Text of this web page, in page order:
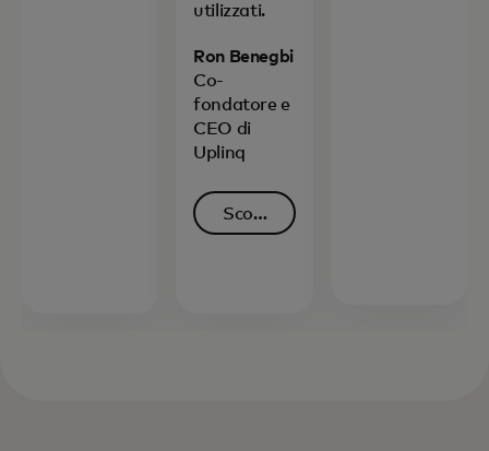
utilizzati.
Ron Benegbi
Co-
fondatore e
CEO di
Uplinq
Scopri